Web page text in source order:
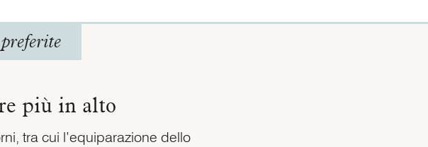
più in alto
tra cui l’equiparazione dello